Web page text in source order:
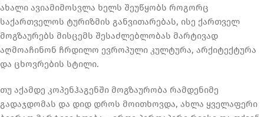
ახალი ავიამიმოსვლა ხელს შეუწყობს როგორც
საქართველოს ტურიზმის განვითარებას, ისე ქართველ
მოგზაურებს მისცემს შესაძლებლობას მარტივად
აღმოაჩინონ ჩრდილო ევროპული კულტურა, არქიტექტურა
და ცხოვრების სტილი.
თუ აქამდე კოპენჰაგენში მოგზაურობა რამდენიმე
გადაჯდომას და დიდ დროს მოითხოვდა, ახლა ყველაფერი